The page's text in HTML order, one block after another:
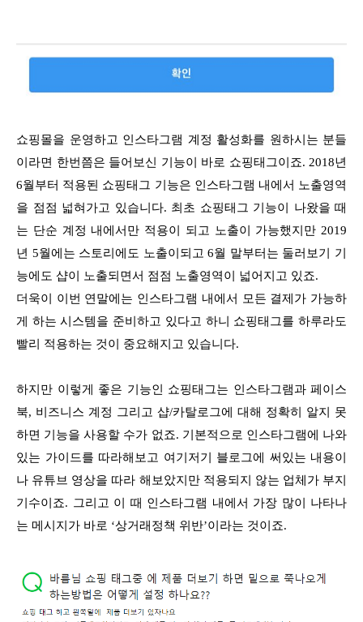
쇼핑몰을 운영하고 인스타그램 계정 활성화를 원하시는 분들
이라면 한번쯤은 들어보신 기능이 바로 쇼핑태그이죠. 2018년
6월부터 적용된 쇼핑태그 기능은 인스타그램 내에서 노출영역
을 점점 넓혀가고 있습니다. 최초 쇼핑태그 기능이 나왔을 때
는 단순 계정 내에서만 적용이 되고 노출이 가능했지만 2019
년 5월에는 스토리에도 노출이되고 6월 말부터는 둘러보기 기
능에도 샵이 노출되면서 점점 노출영역이 넓어지고 있죠.
더욱이 이번 연말에는 인스타그램 내에서 모든 결제가 가능하
게 하는 시스템을 준비하고 있다고 하니 쇼핑태그를 하루라도
빨리 적용하는 것이 중요해지고 있습니다.
하지만 이렇게 좋은 기능인 쇼핑태그는 인스타그램과 페이스
북, 비즈니스 계정 그리고 샵/카탈로그에 대해 정확히 알지 못
하면 기능을 사용할 수가 없죠. 기본적으로 인스타그램에 나와
있는 가이드를 따라해보고 여기저기 블로그에 써있는 내용이
나 유튜브 영상을 따라 해보았지만 적용되지 않는 업체가 부지
기수이죠. 그리고 이 때 인스타그램 내에서 가장 많이 나타나
는 메시지가 바로 ‘상거래정책 위반’이라는 것이죠.